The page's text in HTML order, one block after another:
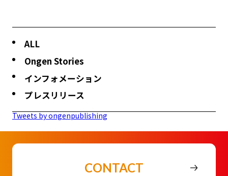
ALL
Ongen Stories
インフォメーション
プレスリリース
Tweets by ongenpublishing
CONTACT